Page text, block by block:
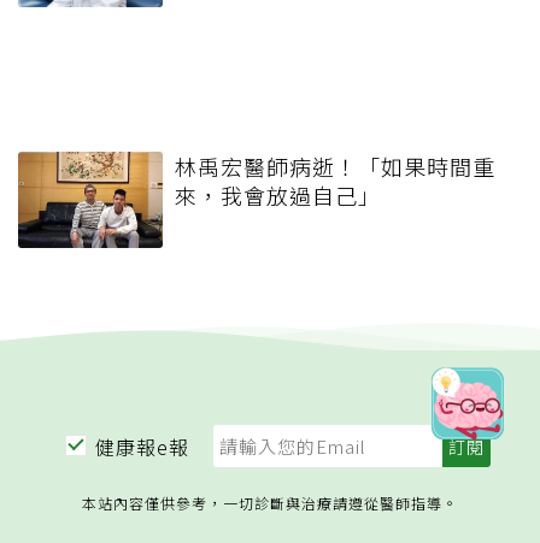
林禹宏醫師病逝！「如果時間重
來，我會放過自己」
健康報e報
本站內容僅供參考，一切診斷與治療請遵從醫師指導。